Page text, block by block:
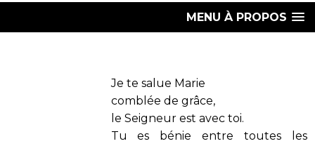
MENU À PROPOS
Je te salue Marie
comblée de grâce,
le Seigneur est avec toi.
Tu es bénie entre toutes les